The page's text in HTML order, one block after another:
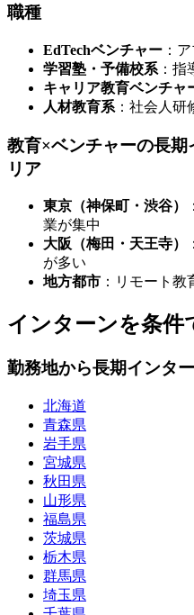
職種
EdTechベンチャー ：
学習塾・予備校系 ：
キャリア教育ベンチャ
人材教育系 ：社会人
教育×ベンチャーの長
リア
東京（神保町・渋谷）
業が集中
大阪（梅田・天王寺）
が多い
地方都市 ：リモート
インターンを条件
勤務地から長期インタ
北海道
青森県
岩手県
宮城県
秋田県
山形県
福島県
茨城県
栃木県
群馬県
埼玉県